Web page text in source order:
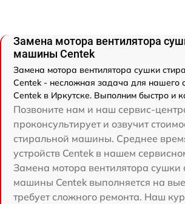
Замена мотора вентилятора
машины Centek
Замена мотора вентилятора сушки
Centek - несложная задача для нашего
Centek в Иркутске. Выполним быстро и
Позвоните нам и наш сервис-
проконсультирует и озвучит
стиральной машины. Среднее
устройств Centek в нашем
Замена мотора вентилятора сушки
машины Centek выполняется на
требует сложного ремонта. Наш